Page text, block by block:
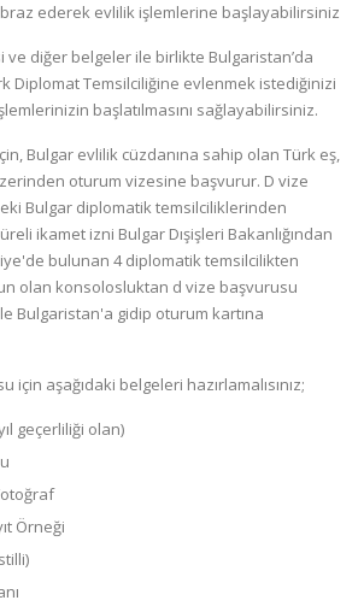
ederek evlilik işlemlerine başlayabilirsiniz
ve diğer belgeler ile birlikte Bulgaristan’da
Diplomat Temsilciliğine evlenmek istediğinizi
başlatılmasını sağlayabilirsiniz.
Bulgar evlilik cüzdanına sahip olan Türk eş,
oturum vizesine başvurur. D vize
Bulgar diplomatik temsilciliklerinden
ikamet izni Bulgar Dışişleri Bakanlığından
bulunan 4 diplomatik temsilcilikten
olan konsolosluktan d vize başvurusu
Bulgaristan'a gidip oturum kartına
için aşağıdaki belgeleri hazırlamalısınız;
geçerliliği olan)
Örneği